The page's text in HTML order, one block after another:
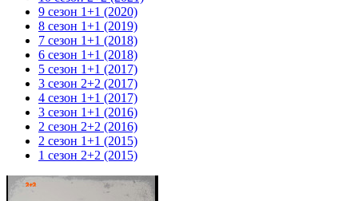
9 сезон 1+1 (2020)
8 сезон 1+1 (2019)
7 сезон 1+1 (2018)
6 сезон 1+1 (2018)
5 сезон 1+1 (2017)
3 сезон 2+2 (2017)
4 сезон 1+1 (2017)
3 сезон 1+1 (2016)
2 сезон 2+2 (2016)
2 сезон 1+1 (2015)
1 сезон 2+2 (2015)